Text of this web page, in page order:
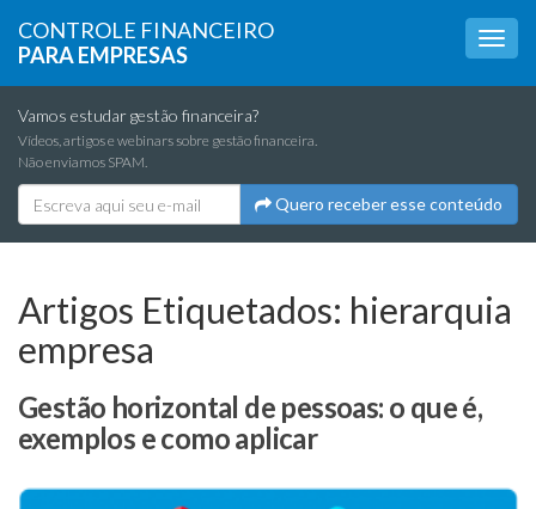
CONTROLE FINANCEIRO
PARA EMPRESAS
Vamos estudar gestão financeira?
Vídeos, artigos e webinars sobre gestão financeira.
Não enviamos SPAM.
Quero receber esse conteúdo
Artigos Etiquetados: hierarquia
empresa
Gestão horizontal de pessoas: o que é,
exemplos e como aplicar